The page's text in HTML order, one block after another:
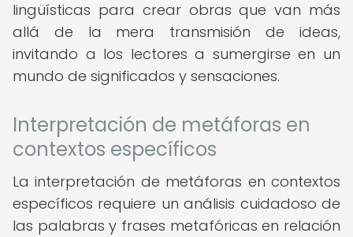
lingüísticas para crear obras que van más
allá de la mera transmisión de ideas,
invitando a los lectores a sumergirse en un
mundo de significados y sensaciones.
Interpretación de metáforas en
contextos específicos
La interpretación de metáforas en contextos
específicos requiere un análisis cuidadoso de
las palabras y frases metafóricas en relación